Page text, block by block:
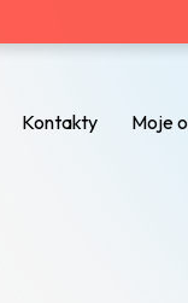
Kontakty Moje